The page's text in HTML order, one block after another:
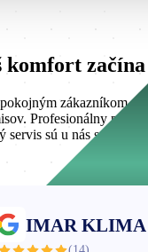
komfort
zákazníkom a
Profesionálny
sú u nás
IMAR KLIMA